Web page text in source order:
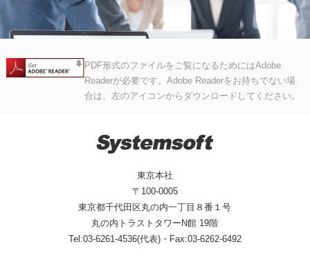
PDF形式のファイルをご覧になるためにはAdobe
Readerが必要です。Adobe Readerをお持ちでない場
合は、左のアイコンからダウンロードしてください。
東京本社
〒100-0005
東京都千代田区丸の内一丁目８番１号
丸の内トラストタワーN館 19階
Tel:03-6261-4536(代表)・Fax:03-6262-6492